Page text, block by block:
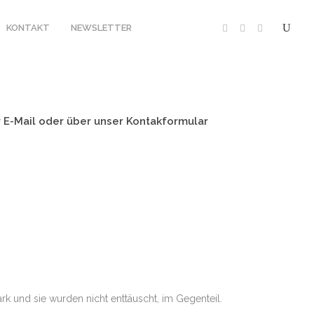
KONTAKT NEWSLETTER
Mail oder über unser Kontakformular
und sie wurden nicht enttäuscht, im Gegenteil.